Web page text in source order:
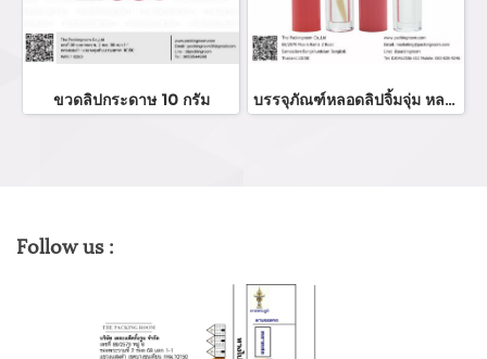
ขวดลิปกระดาษ 10 กรัม บรรจุภัณฑ์หลอดลิปจิ้มจุ่ม หลอดลิปกลอส bottle lip gloss/ lip bottle ขวดลิป บรรจุภัณฑ์ใส่ลิป จำหน่ายบรรจุภัณฑ์เครื่องสำอางรรจุภัณฑ์เครื่องสำอางทุกประเภท
Follow us :